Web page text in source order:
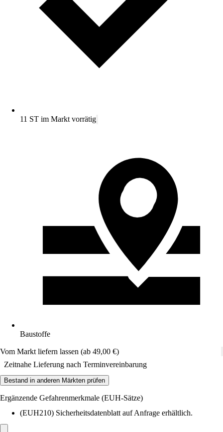
11 ST im Markt vorrätig
Baustoffe
Vom Markt liefern lassen (ab 49,00 €)
Zeitnahe Lieferung nach Terminvereinbarung
Bestand in anderen Märkten prüfen
Ergänzende Gefahrenmerkmale (EUH-Sätze)
(EUH210) Sicherheitsdatenblatt auf Anfrage erhältlich.